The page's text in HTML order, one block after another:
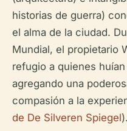
historias de guerra)
el alma de la ciudad.
Mundial, el propietario
refugio a quienes
agregando una
compasión a la
de De Silveren Spiegel).